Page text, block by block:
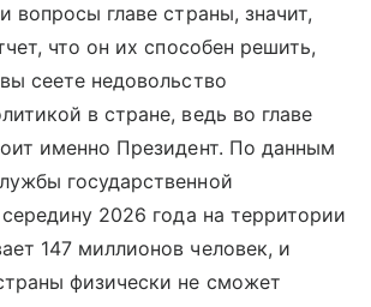
вопросы главе страны, значит,
что он их способен решить,
сеете недовольство
в стране, ведь во главе
именно Президент. По данным
государственной
2026 года на территории
147 миллионов человек, и
физически не сможет